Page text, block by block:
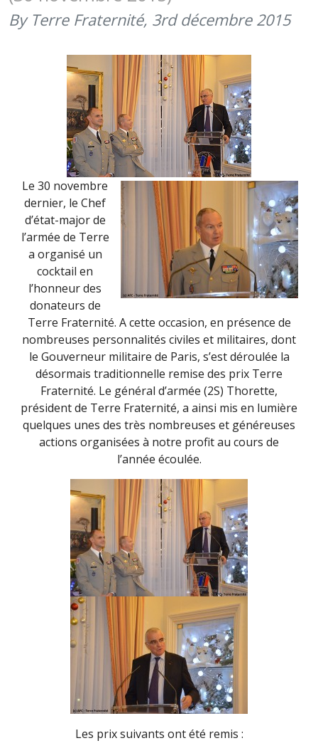
By Terre Fraternité, 3rd décembre 2015
Le 30 novembre
dernier, le Chef
d’état-major de
l’armée de Terre
a organisé un
cocktail en
l’honneur des
donateurs de
Terre Fraternité. A cette occasion, en présence de
nombreuses personnalités civiles et militaires, dont
le Gouverneur militaire de Paris, s’est déroulée la
désormais traditionnelle remise des prix Terre
Fraternité. Le général d’armée (2S) Thorette,
président de Terre Fraternité, a ainsi mis en lumière
quelques unes des très nombreuses et généreuses
actions organisées à notre profit au cours de
l’année écoulée.
Les prix suivants ont été remis :